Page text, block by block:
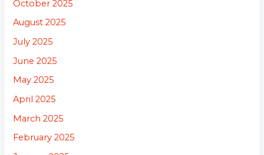
October 2025
August 2025
July 2025
June 2025
May 2025
April 2025
March 2025
February 2025